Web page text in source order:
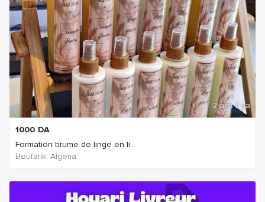
2 ans Il ya
1000 DA
Formation brume de linge en li...
Boufarik, Algeria